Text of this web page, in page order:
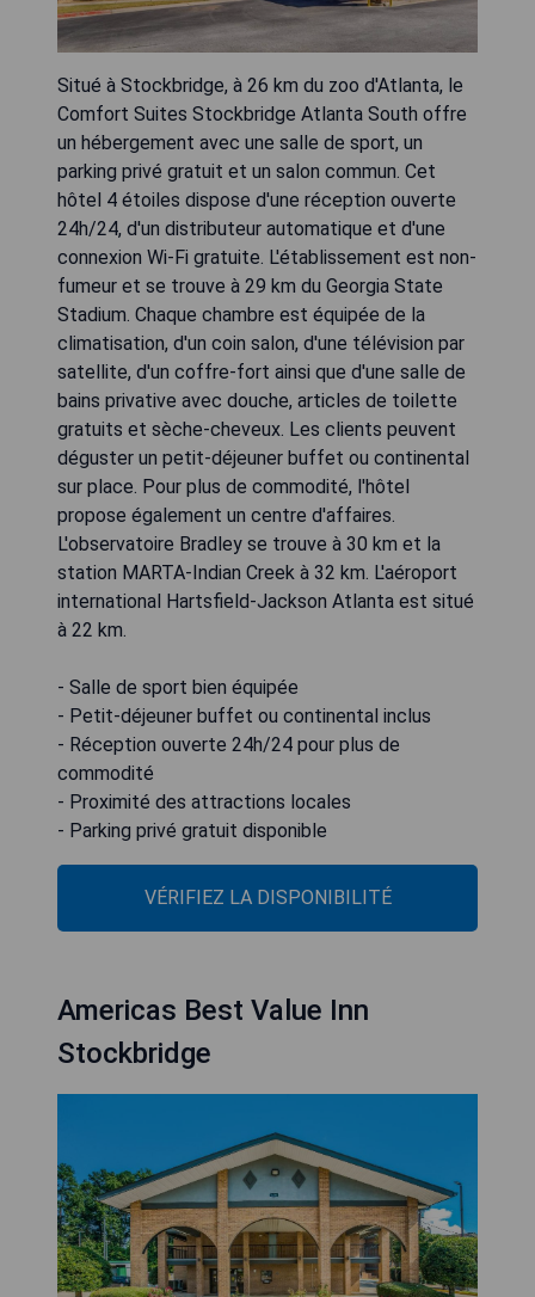
Situé à Stockbridge, à 26 km du zoo d'Atlanta, le
Comfort Suites Stockbridge Atlanta South offre
un hébergement avec une salle de sport, un
parking privé gratuit et un salon commun. Cet
hôtel 4 étoiles dispose d'une réception ouverte
24h/24, d'un distributeur automatique et d'une
connexion Wi-Fi gratuite. L'établissement est non-
fumeur et se trouve à 29 km du Georgia State
Stadium. Chaque chambre est équipée de la
climatisation, d'un coin salon, d'une télévision par
satellite, d'un coffre-fort ainsi que d'une salle de
bains privative avec douche, articles de toilette
gratuits et sèche-cheveux. Les clients peuvent
déguster un petit-déjeuner buffet ou continental
sur place. Pour plus de commodité, l'hôtel
propose également un centre d'affaires.
L'observatoire Bradley se trouve à 30 km et la
station MARTA-Indian Creek à 32 km. L'aéroport
international Hartsfield-Jackson Atlanta est situé
à 22 km.
- Salle de sport bien équipée
- Petit-déjeuner buffet ou continental inclus
- Réception ouverte 24h/24 pour plus de
commodité
- Proximité des attractions locales
- Parking privé gratuit disponible
VÉRIFIEZ LA DISPONIBILITÉ
Americas Best Value Inn
Stockbridge